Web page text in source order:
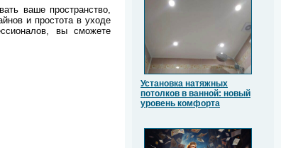
ваше пространство,
и простота в уходе
вы сможете
Установка натяжных
потолков в ванной: новый
уровень комфорта